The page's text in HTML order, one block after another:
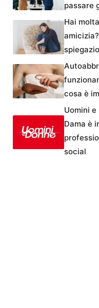
passare
Hai
cosa è
Uomini
Dama è
social